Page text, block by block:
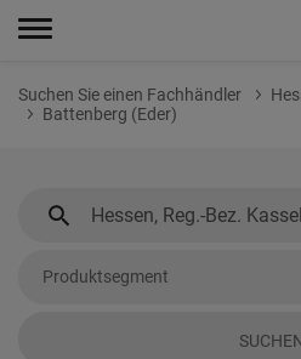
Suchen Sie einen Fachhändler
Battenberg (Eder)
Produktsegment